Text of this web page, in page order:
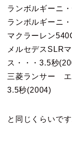
ランボルギーニ
ランボルギーニ
マクラーレン
メルセデスSLR
ス・・・3.5秒
三菱ランサー エ
3.5秒(2004)
と同じくらいです